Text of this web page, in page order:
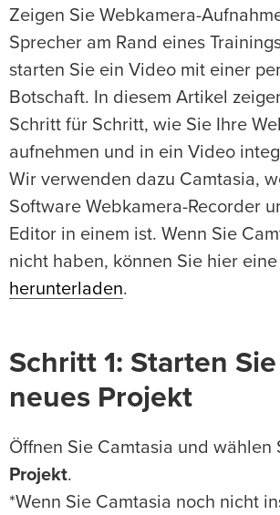
Zeigen Sie Webkamera-
Sprecher am Rand eines
starten Sie ein Video mit einer
Botschaft. In diesem Artikel
Schritt für Schritt, wie Sie Ihre
aufnehmen und in ein Video
Wir verwenden dazu Camtasia,
Software Webkamera-Recorder
Editor in einem ist. Wenn Sie
nicht haben, können Sie hier eine
herunterladen.
Schritt 1: Starten
neues Projekt
Öffnen Sie Camtasia und wählen
Projekt.
*Wenn Sie Camtasia noch nicht